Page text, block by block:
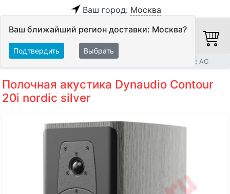
Ваш город: Москва
Ваш ближайший регион доставки: Москва?
Подтвердить Выбрать
Полочные и настенные АС
Полочная акустика Dynaudio Contour
20i nordic silver